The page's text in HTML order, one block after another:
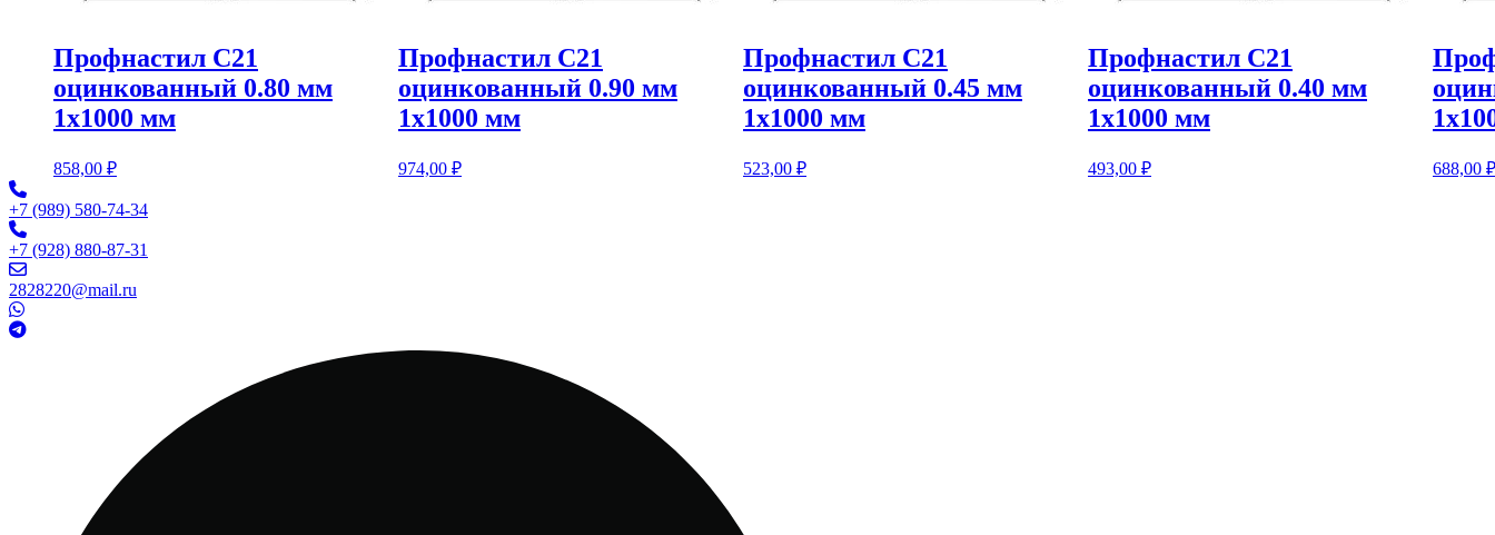
Профнастил С21
оцинкованный 0.80 мм
1х1000 мм
858,00 ₽
Профнастил С21
оцинкованный 0.90 мм
1х1000 мм
974,00 ₽
Профнастил С21
оцинкованный 0.45 мм
1х1000 мм
523,00 ₽
Профнастил С21
оцинкованный 0.40 мм
1х1000 мм
493,00 ₽ 688,00 ₽
+7 (989) 580-74-34
+7 (928) 880-87-31
2828220@mail.ru